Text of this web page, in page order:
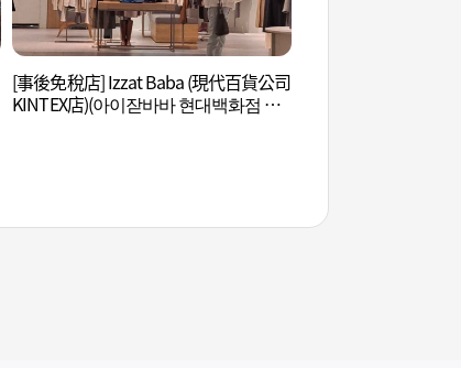
[事後免稅店] Izzat Baba (現代百貨公司
KINTEX店)(아이잗바바 현대백화점 킨